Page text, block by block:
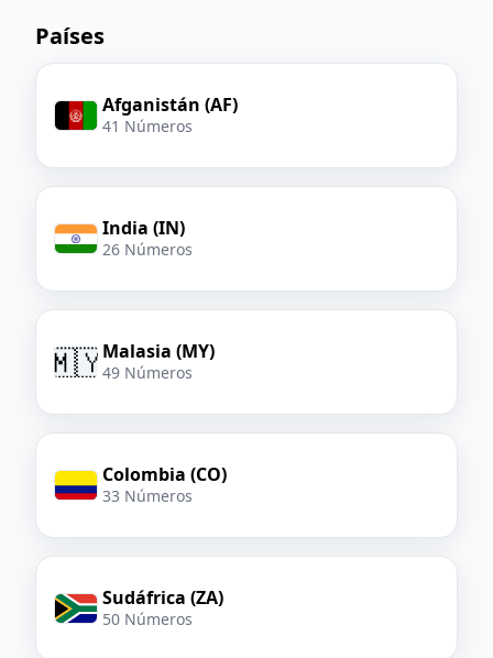
Países
Afganistán (AF)
41 Números
India (IN)
26 Números
🇲🇾Malasia (MY)
49 Números
Colombia (CO)
33 Números
Sudáfrica (ZA)
50 Números